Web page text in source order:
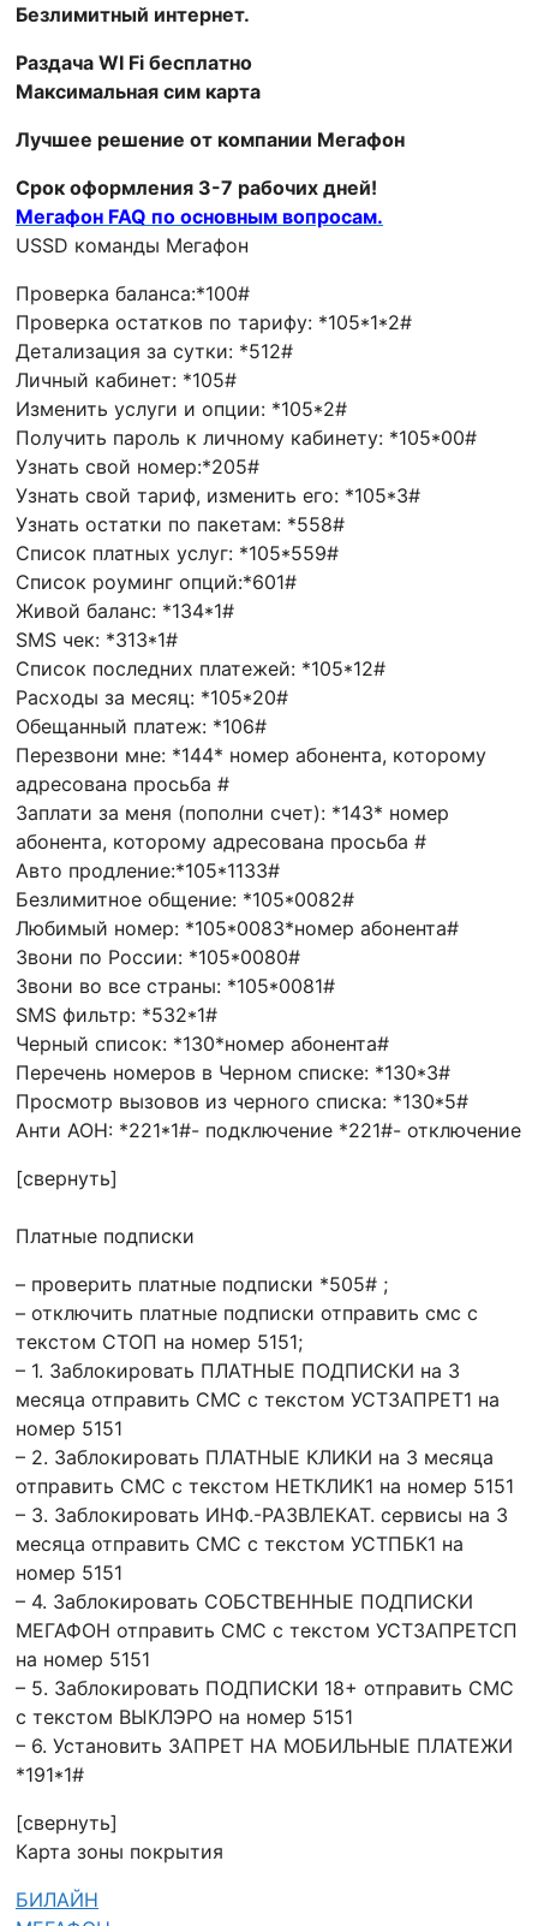
Безлимитный интернет.
Раздача WI Fi бесплатно
Максимальная сим карта
Лучшее решение от компании Мегафон
Срок оформления 3-7 рабочих дней!
Мегафон FAQ по основным вопросам.
USSD команды Мегафон
Проверка баланса:*100#
Проверка остатков по тарифу: *105*1*2#
Детализация за сутки: *512#
Личный кабинет: *105#
Изменить услуги и опции: *105*2#
Получить пароль к личному кабинету: *105*00#
Узнать свой номер:*205#
Узнать свой тариф, изменить его: *105*3#
Узнать остатки по пакетам: *558#
Список платных услуг: *105*559#
Список роуминг опций:*601#
Живой баланс: *134*1#
SMS чек: *313*1#
Список последних платежей: *105*12#
Расходы за месяц: *105*20#
Обещанный платеж: *106#
Перезвони мне: *144* номер абонента, которому
адресована просьба #
Заплати за меня (пополни счет): *143* номер
абонента, которому адресована просьба #
Авто продление:*105*1133#
Безлимитное общение: *105*0082#
Любимый номер: *105*0083*номер абонента#
Звони по России: *105*0080#
Звони во все страны: *105*0081#
SMS фильтр: *532*1#
Черный список: *130*номер абонента#
Перечень номеров в Черном списке: *130*3#
Просмотр вызовов из черного списка: *130*5#
Анти АОН: *221*1#- подключение *221#- отключение
[свернуть]
Платные подписки
– проверить платные подписки *505# ;
– отключить платные подписки отправить смс с
текстом СТОП на номер 5151;
– 1. Заблокировать ПЛАТНЫЕ ПОДПИСКИ на 3
месяца отправить СМС с текстом УСТЗАПРЕТ1 на
номер 5151
– 2. Заблокировать ПЛАТНЫЕ КЛИКИ на 3 месяца
отправить СМС с текстом НЕТКЛИК1 на номер 5151
– 3. Заблокировать ИНФ.-РАЗВЛЕКАТ. сервисы на 3
месяца отправить СМС с текстом УСТПБК1 на
номер 5151
– 4. Заблокировать СОБСТВЕННЫЕ ПОДПИСКИ
МЕГАФОН отправить СМС с текстом УСТЗАПРЕТСП
на номер 5151
– 5. Заблокировать ПОДПИСКИ 18+ отправить СМС
с текстом ВЫКЛЭРО на номер 5151
– 6. Установить ЗАПРЕТ НА МОБИЛЬНЫЕ ПЛАТЕЖИ
*191*1#
[свернуть]
Карта зоны покрытия
БИЛАЙН